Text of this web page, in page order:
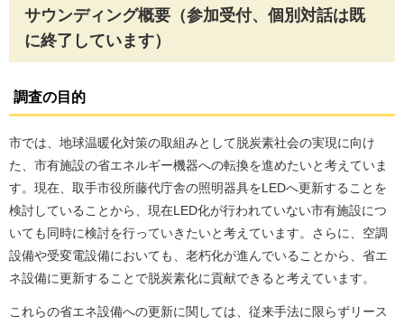
サウンディング概要（参加受付、個別対話は既
に終了しています）
調査の目的
市では、地球温暖化対策の取組みとして脱炭素社会の実現に向け
た、市有施設の省エネルギー機器への転換を進めたいと考えていま
す。現在、取手市役所藤代庁舎の照明器具をLEDへ更新することを
検討していることから、現在LED化が行われていない市有施設につ
いても同時に検討を行っていきたいと考えています。さらに、空調
設備や受変電設備においても、老朽化が進んでいることから、省エ
ネ設備に更新することで脱炭素化に貢献できると考えています。
これらの省エネ設備への更新に関しては、従来手法に限らずリース